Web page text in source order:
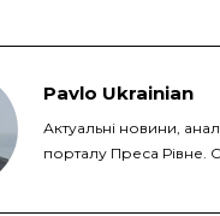
Pavlo Ukrainian
Актуальні новини,
порталу Преса Рівне.